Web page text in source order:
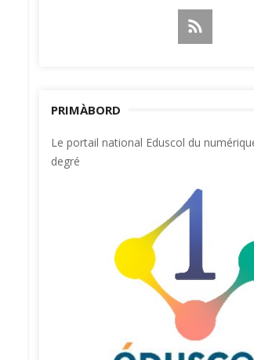
PRIMÀBORD
Le portail national Eduscol du
degré